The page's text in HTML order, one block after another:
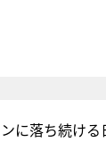
に落ち続け